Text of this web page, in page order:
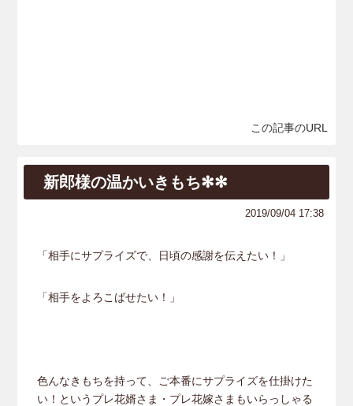
この記事のURL
新郎様の温かいきもち✻✻
2019/09/04 17:38
「相手にサプライズで、日頃の感謝を伝えたい！」
「相手をよろこばせたい！」
色んなきもちを持って、ご本番にサプライズを仕掛けた
い！というプレ花婿さま・プレ花嫁さまもいらっしゃる